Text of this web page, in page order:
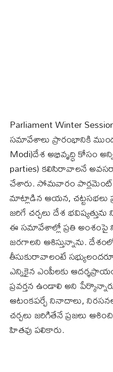
Parliament Winter
సమావేశాలు ప్రారంభానికి
Modi)దేశ అభివృద్ధి కోసం
parties) కలిసిరావాలనే
చేశారు. సోమవారం
మాట్లాడిన ఆయన,
జరిగే చర్చలు దేశ
ఈ సమావేశాల్లో ప్రతి అంశంపై
జరగాలని ఆశిస్తున్నాను.
తీసుకురావాలంటే
ఎన్నికైన ఎంపీలకు
ప్రవర్తన ఉండాలి అని
ఆటంకపర్చే నినాదాలు,
చర్చలు జరిగితేనే ప్రజలు
హితవు పలికారు.